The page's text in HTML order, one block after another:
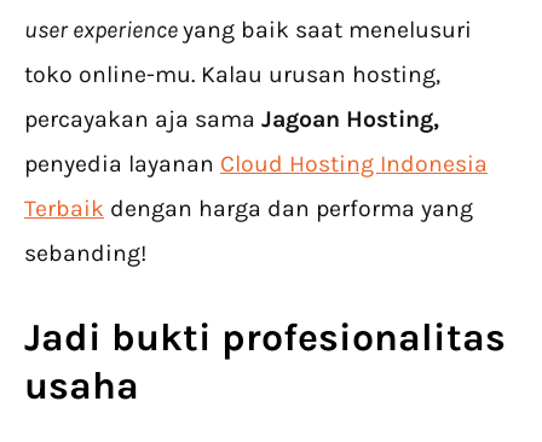
user experienceyang baik saat menelusuri
toko online-mu. Kalau urusan hosting,
percayakan aja sama Jagoan Hosting,
penyedia layanan Cloud Hosting Indonesia
Terbaik dengan harga dan performa yang
sebanding!
Jadi bukti profesionalitas
usaha